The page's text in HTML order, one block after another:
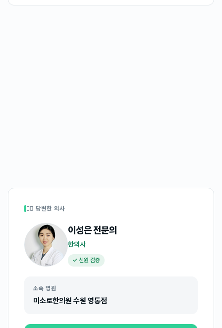
👩‍⚕️ 답변한 의사
이성은전문의
한의사
✓ 신원 검증
소속 병원
미소로한의원 수원 영통점